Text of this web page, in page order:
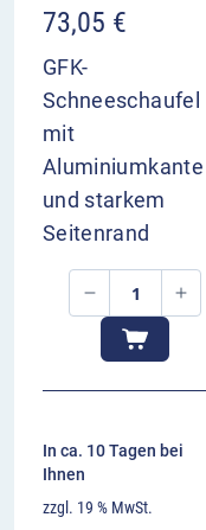
73,05 €
GFK-
Schneeschaufel
mit
Aluminiumkante
und starkem
Seitenrand
In ca. 10 Tagen bei
Ihnen
zzgl. 19 % MwSt.